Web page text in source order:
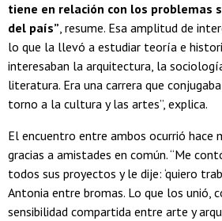
tiene en relación con los problemas
del país”, resume. Esa amplitud de
lo que la llevó a estudiar teoría e
interesaban la arquitectura, la
literatura. Era una carrera que
torno a la cultura y las artes”, explica.
El encuentro entre ambos ocurrió hace
gracias a amistades en común. “Me
todos sus proyectos y le dije: ‘quiero
Antonia entre bromas. Lo que los unió,
sensibilidad compartida entre arte y